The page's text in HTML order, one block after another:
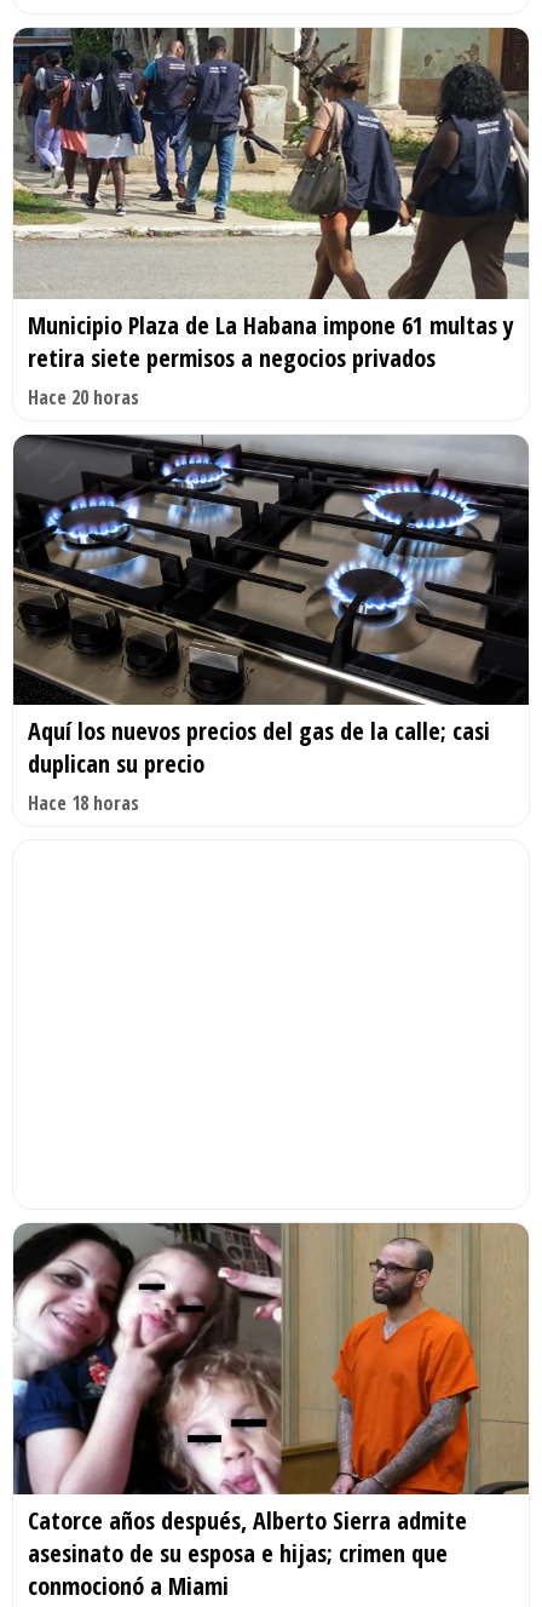
Municipio Plaza de La Habana impone 61 multas y
retira siete permisos a negocios privados
Hace 20 horas
Aquí los nuevos precios del gas de la calle; casi
duplican su precio
Hace 18 horas
Catorce años después, Alberto Sierra admite
asesinato de su esposa e hijas; crimen que
conmocionó a Miami